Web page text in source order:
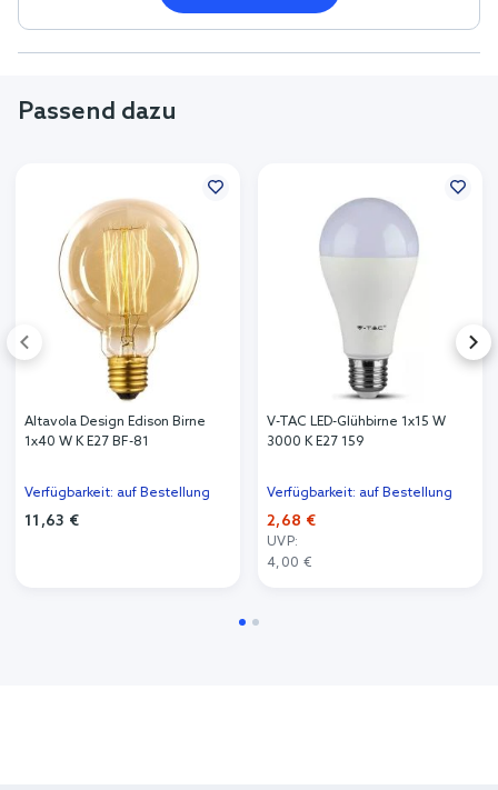
Passend dazu
Altavola Design Edison Birne
1x40 W K E27 BF-81
Verfügbarkeit: auf Bestellung
11,63 €
V-TAC LED-Glühbirne 1x15 W
3000 K E27 159
Verfügbarkeit: auf Bestellung
2,68 €
UVP:
4,00 €